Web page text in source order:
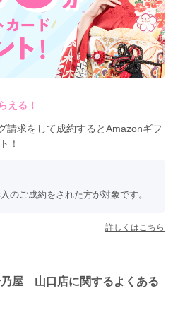
える！
請求をして成約するとAmazonギフ
！
のご成約をされた方が対象です。
詳しくはこちら
屋 山口店に関するよくある